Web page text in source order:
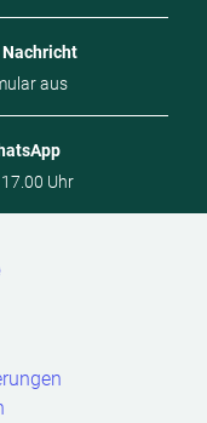
aus
Uhr